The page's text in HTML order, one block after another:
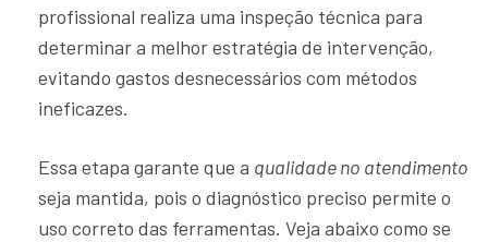
profissional realiza uma inspeção técnica para
determinar a melhor estratégia de intervenção,
evitando gastos desnecessários com métodos
ineficazes.
Essa etapa garante que a qualidade no atendimento
seja mantida, pois o diagnóstico preciso permite o
uso correto das ferramentas. Veja abaixo como se